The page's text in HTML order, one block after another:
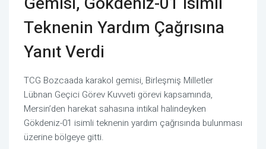
Teknenin Yardım Çağrısına
Yanıt Verdi
TCG Bozcaada karakol gemisi, Birleşmiş Milletler
Lübnan Geçici Görev Kuvveti görevi kapsamında,
Mersin’den harekat sahasına intikal halindeyken
Gökdeniz-01 isimli teknenin yardım çağrısında bulunması
üzerine bölgeye gitti.